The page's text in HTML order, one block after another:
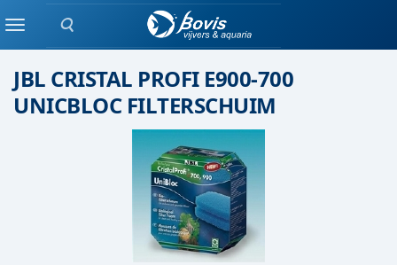
Zoeken
Menu
JBL CRISTAL PROFI E900-700
UNICBLOC FILTERSCHUIM